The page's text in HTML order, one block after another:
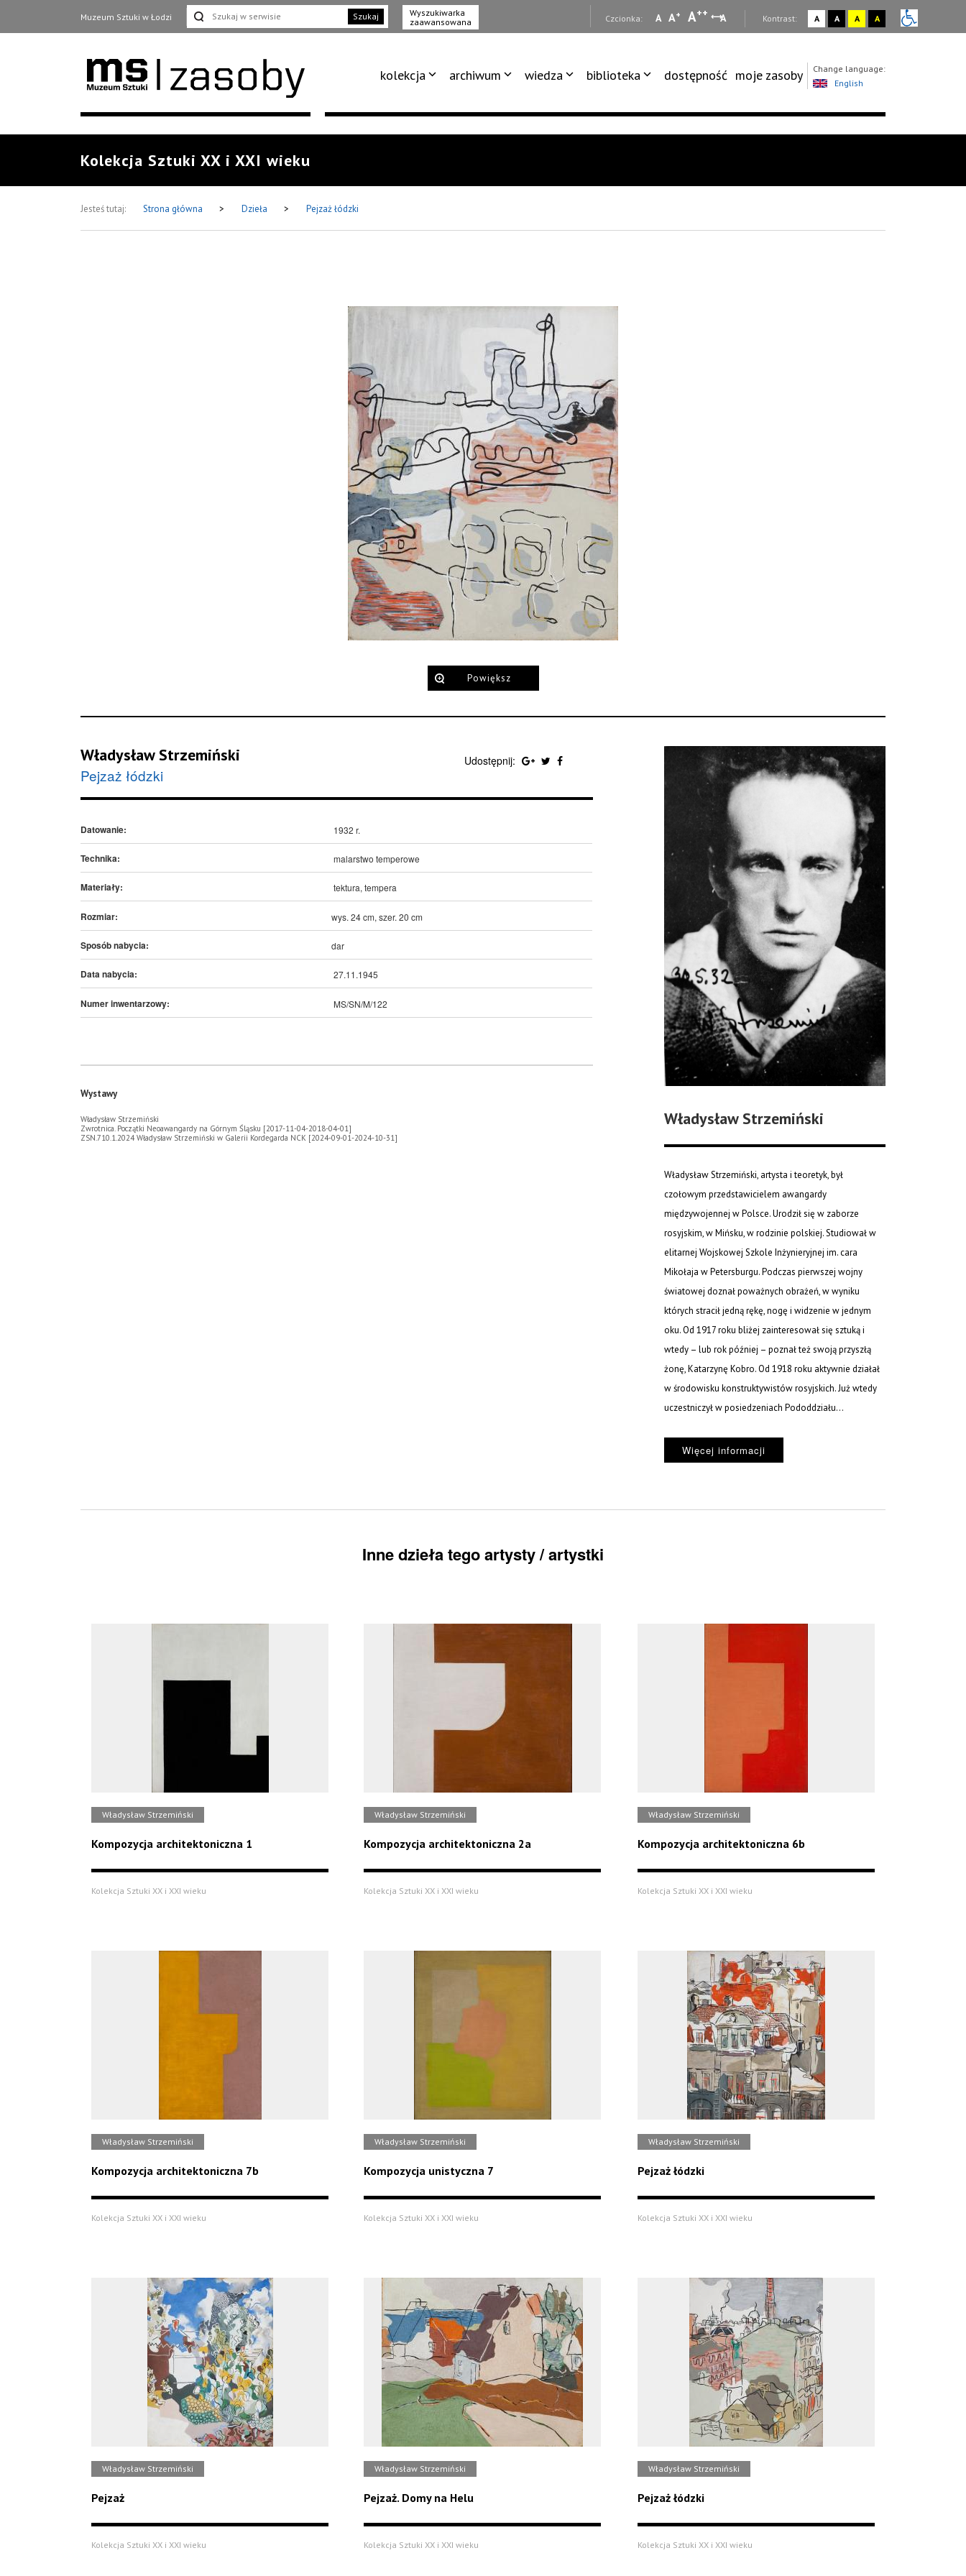
Muzeum Sztuki w Łodzi Szukaj
Wyszukiwarka
zaawansowana
Czcionka: A A+ A++ A Kontrast: A A A A
kolekcja archiwum wiedza biblioteka dostępność moje zasoby
Change language:
English
Kolekcja Sztuki XX i XXI wieku
Jesteś tutaj: Strona główna > Dzieła > Pejzaż łódzki
Powiększ
Władysław Strzemiński
Pejzaż łódzki
Udostępnij:
Datowanie: 1932 r.
Technika: malarstwo temperowe
Materiały: tektura, tempera
Rozmiar: wys. 24 cm, szer. 20 cm
Sposób nabycia: dar
Data nabycia: 27.11.1945
Numer inwentarzowy: MS/SN/M/122
Wystawy
Władysław Strzemiński
Zwrotnica. Początki Neoawangardy na Górnym Śląsku [2017-11-04-2018-04-01]
ZSN.710.1.2024 Władysław Strzemiński w Galerii Kordegarda NCK [2024-09-01-2024-10-31]
Władysław Strzemiński
Władysław Strzemiński, artysta i teoretyk, był
czołowym przedstawicielem awangardy
międzywojennej w Polsce. Urodził się w zaborze
rosyjskim, w Mińsku, w rodzinie polskiej. Studiował w
elitarnej Wojskowej Szkole Inżynieryjnej im. cara
Mikołaja w Petersburgu. Podczas pierwszej wojny
światowej doznał poważnych obrażeń, w wyniku
których stracił jedną rękę, nogę i widzenie w jednym
oku. Od 1917 roku bliżej zainteresował się sztuką i
wtedy – lub rok później – poznał też swoją przyszłą
żonę, Katarzynę Kobro. Od 1918 roku aktywnie działał
w środowisku konstruktywistów rosyjskich. Już wtedy
uczestniczył w posiedzeniach Pododdziału...
Więcej informacji
Inne dzieła tego artysty / artystki
Władysław Strzemiński
Kompozycja architektoniczna 1
Kolekcja Sztuki XX i XXI wieku
Władysław Strzemiński
Kompozycja architektoniczna 2a
Kolekcja Sztuki XX i XXI wieku
Władysław Strzemiński
Kompozycja architektoniczna 6b
Kolekcja Sztuki XX i XXI wieku
Władysław Strzemiński
Kompozycja architektoniczna 7b
Kolekcja Sztuki XX i XXI wieku
Władysław Strzemiński
Kompozycja unistyczna 7
Kolekcja Sztuki XX i XXI wieku
Władysław Strzemiński
Pejzaż łódzki
Kolekcja Sztuki XX i XXI wieku
Władysław Strzemiński
Pejzaż
Kolekcja Sztuki XX i XXI wieku
Władysław Strzemiński
Pejzaż. Domy na Helu
Kolekcja Sztuki XX i XXI wieku
Władysław Strzemiński
Pejzaż łódzki
Kolekcja Sztuki XX i XXI wieku